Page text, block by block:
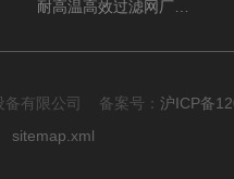
备有限公司 备案号： 沪ICP备
sitemap.xml